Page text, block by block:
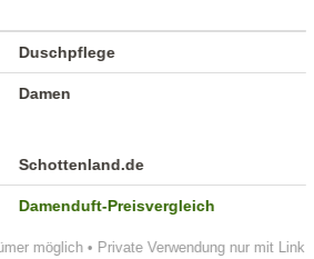
möglich • Private Verwendung nur mit Link
Duschpflege
Damen
Schottenland.de
Damenduft-Preisvergleich